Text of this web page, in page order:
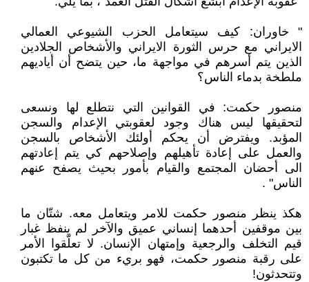
" خاوران: كيف سيتعامل الحزب الشيوعي العمالي
الايراني مع حرس الثورة الايراني والأشخاص الجلادين
الذين يتم أسرهم في مواجهة ما، حين يتضح أن أياديهم
ملطخة بدماء الناس؟
منصور حكمت: في القوانين التي نتطلع لها ونسعى
لتحقيقها ليس هناك وجود لعقوبتي الإعدام والسجن
المؤبد. ويفترض أن يحكم أولئك الأشخاص بالسجن
والعمل على إعادة تأهيلهم وإصلاحهم كي يتم إعادتهم
الى أحضان المجتمع والقيام بأمور بحيث يصفح عنهم
الناس" .
هكذ ينظر منصور حكمت للامر ويتعامل معه. شتّان ما
بين موقفين أحدهما إنساني عميق والآخر لم ينفظ غبار
قيم التخلف والرجعية وإمتهان الإنسان. لا تعلّقوا الأمر
على رقبة منصور حكمت، فهو بريء من كل ما تكتبون
وتتحدثون!